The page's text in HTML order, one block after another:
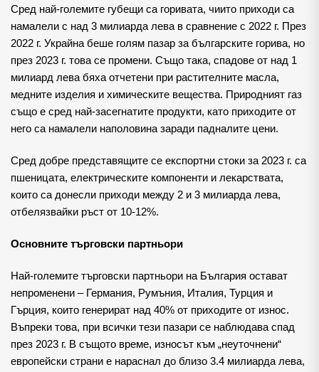
Сред най-големите губещи са горивата, чиито приходи са
намалели с над 3 милиарда лева в сравнение с 2022 г. През
2022 г. Украйна беше голям пазар за българските горива, но
през 2023 г. това се промени. Също така, спадове от над 1
милиард лева бяха отчетени при растителните масла,
медните изделия и химическите вещества. Природният газ
също е сред най-засегнатите продукти, като приходите от
него са намалели наполовина заради падналите цени.
Сред добре представящите се експортни стоки за 2023 г. са
пшеницата, електрическите компоненти и лекарствата,
които са донесли приходи между 2 и 3 милиарда лева,
отбелязвайки ръст от 10-12%.
Основните търговски партньори
Най-големите търговски партньори на България остават
непроменени – Германия, Румъния, Италия, Турция и
Гърция, които генерират над 40% от приходите от износ.
Въпреки това, при всички тези пазари се наблюдава спад
през 2023 г. В същото време, износът към „неуточнени“
европейски страни е нараснал до близо 3.4 милиарда лева,